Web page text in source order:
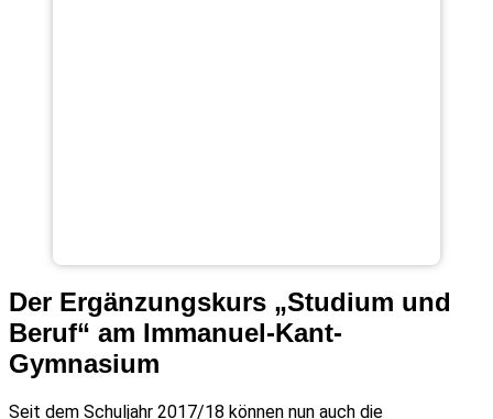
Der Ergänzungskurs „Studium und
Beruf“ am Immanuel-Kant-
Gymnasium
Seit dem Schuljahr 2017/18 können nun auch die